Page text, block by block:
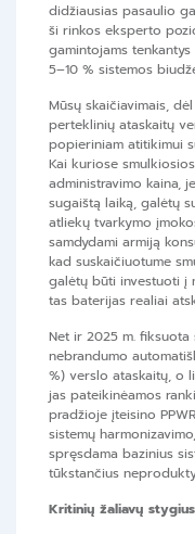
didžiausias pasaulio
ši rinkos eksperto
gamintojams
5–10 % sistemos
Mūsų skaičiavimais,
perteklinių ataskaitų
popieriniam atitikimui
Kai kuriose
administravimo kaina,
sugaištą laiką, galėtų
atliekų tvarkymo
samdydami armiją
kad suskaičiuotume
galėtų būti investuoti į
tas baterijas realiai
Net ir 2025 m. fiksuota
nebrandumo
%) verslo ataskaitų, o
jas pateikinėamos
pradžioje įteisino
sistemų
spręsdama bazinius
tūkstančius
Kritinių žaliavų